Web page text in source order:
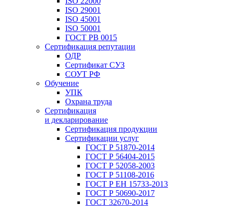
ISO 29001
ISO 45001
ISO 50001
ГОСТ РВ 0015
Сертификация репутации
ОДР
Сертификат СУЗ
СОУТ РФ
Обучение
УПК
Охрана труда
Сертификация
и декларирование
Сертификация продукции
Сертификации услуг
ГОСТ Р 51870-2014
ГОСТ Р 56404-2015
ГОСТ Р 52058-2003
ГОСТ Р 51108-2016
ГОСТ Р ЕН 15733-2013
ГОСТ Р 50690-2017
ГОСТ 32670-2014